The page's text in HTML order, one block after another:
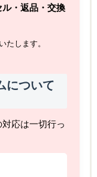
・返品・交換
たします。
について
応は一切行っ